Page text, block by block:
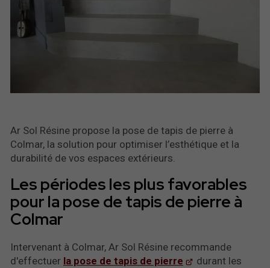
Ar Sol Résine propose la pose de tapis de pierre à
Colmar, la solution pour optimiser l’esthétique et la
durabilité de vos espaces extérieurs.
Les périodes les plus favorables
pour la pose de tapis de pierre à
Colmar
Intervenant à Colmar, Ar Sol Résine recommande
d'effectuer la pose de tapis de pierre
durant les